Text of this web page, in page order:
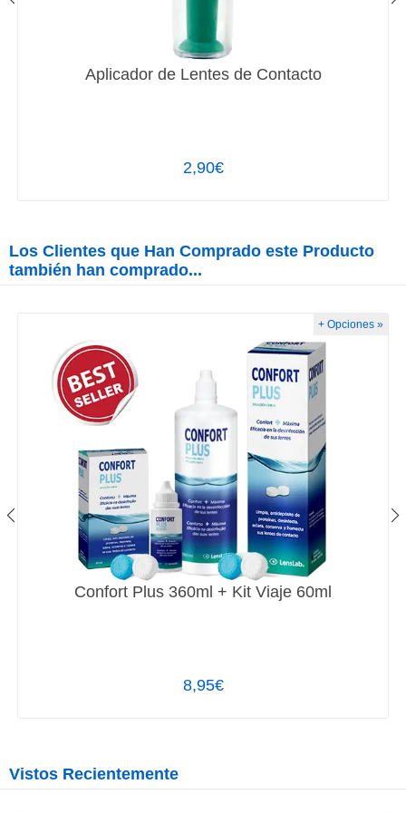
Aplicador de Lentes de Contacto
2,90€
Los Clientes que Han Comprado este Producto
también han comprado...
Confort Plus 360ml + Kit Viaje 60ml
8,95€
+ Opciones »
Vistos Recientemente